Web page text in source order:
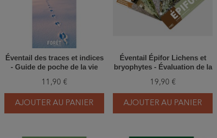
Éventail des traces et indices
- Guide de poche de la vie
11,90 €
AJOUTER AU PANIER
Éventail Épifor Lichens et
bryophytes - Évaluation de la
hêtraies wallonnes
19,90 €
AJOUTER AU PANIER